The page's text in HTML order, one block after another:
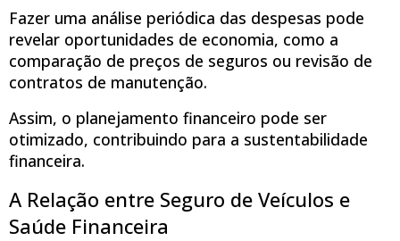
Fazer uma análise periódica das despesas pode
revelar oportunidades de economia, como a
comparação de preços de seguros ou revisão de
contratos de manutenção.
Assim, o planejamento financeiro pode ser
otimizado, contribuindo para a sustentabilidade
financeira.
A Relação entre Seguro de Veículos e
Saúde Financeira